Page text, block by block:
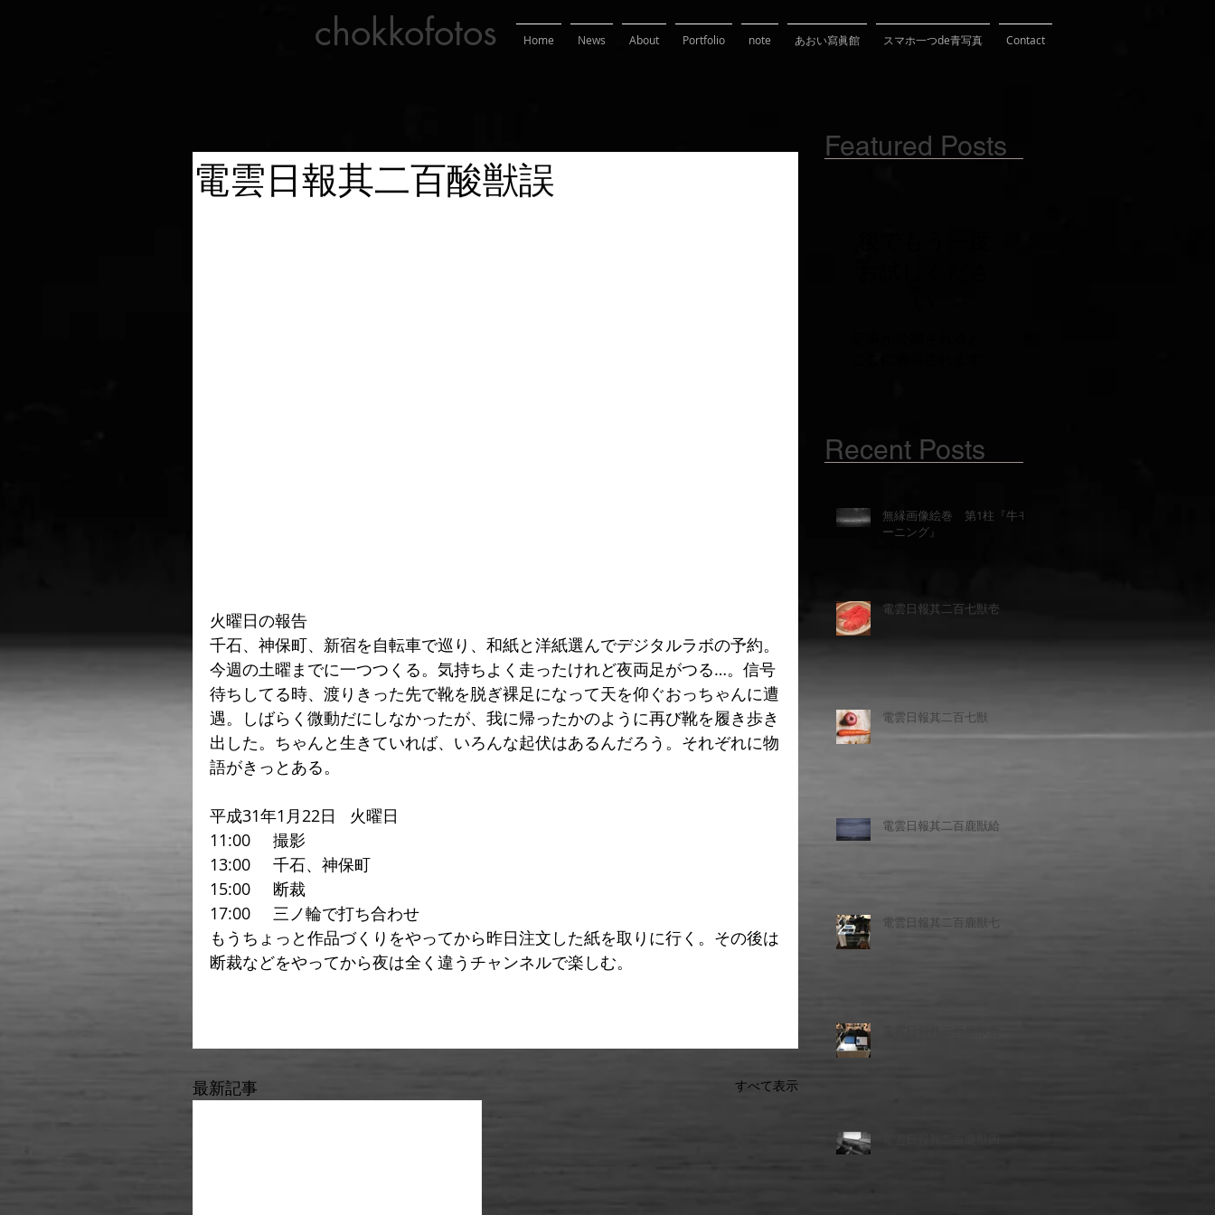
chokkofotos Home News About Portfolio note あおい寫眞館 スマホ一つde青写真 Contact
電雲日報其二百酸獣誤
火曜日の報告
千石、神保町、新宿を自転車で巡り、和紙と洋紙選んでデジタルラボの予約。
今週の土曜までに一つつくる。気持ちよく走ったけれど夜両足がつる…。信号
待ちしてる時、渡りきった先で靴を脱ぎ裸足になって天を仰ぐおっちゃんに遭
遇。しばらく微動だにしなかったが、我に帰ったかのように再び靴を履き歩き
出した。ちゃんと生きていれば、いろんな起伏はあるんだろう。それぞれに物
語がきっとある。
平成31年1月22日   火曜日
11:00     撮影
13:00     千石、神保町
15:00     断裁
17:00     三ノ輪で打ち合わせ
もうちょっと作品づくりをやってから昨日注文した紙を取りに行く。その後は
断裁などをやってから夜は全く違うチャンネルで楽しむ。
最新記事 すべて表示
Featured Posts
Recent Posts
無縁画像絵巻 第1柱『牛モ
ーニング』
電雲日報其二百七獣壱
電雲日報其二百七獣
電雲日報其二百鹿獣給
電雲日報其二百鹿獣七